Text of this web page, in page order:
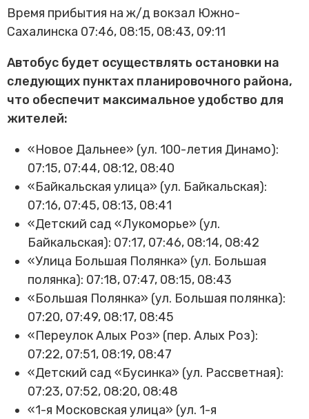
Время прибытия на ж/д вокзал Южно-
Сахалинска 07:46, 08:15, 08:43, 09:11
Автобус будет осуществлять остановки на
следующих пунктах планировочного района,
что обеспечит максимальное удобство для
жителей:
«Новое Дальнее» (ул. 100-летия Динамо):
07:15, 07:44, 08:12, 08:40
«Байкальская улица» (ул. Байкальская):
07:16, 07:45, 08:13, 08:41
«Детский сад «Лукоморье» (ул.
Байкальская): 07:17, 07:46, 08:14, 08:42
«Улица Большая Полянка» (ул. Большая
полянка): 07:18, 07:47, 08:15, 08:43
«Большая Полянка» (ул. Большая полянка):
07:20, 07:49, 08:17, 08:45
«Переулок Алых Роз» (пер. Алых Роз):
07:22, 07:51, 08:19, 08:47
«Детский сад «Бусинка» (ул. Рассветная):
07:23, 07:52, 08:20, 08:48
«1-я Московская улица» (ул. 1-я